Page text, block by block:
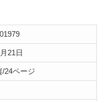
21日
/24ページ